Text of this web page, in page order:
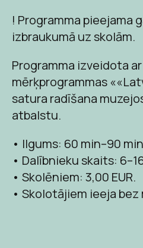
! Programma pieejama
izbraukumā uz skolām.
Programma izveidota ar
mērķprogrammas
satura radīšana
atbalstu.
• Ilgums: 60 min–90
• Dalībnieku skaits:
• Skolēniem: 3,00 EUR.
• Skolotājiem ieeja bez